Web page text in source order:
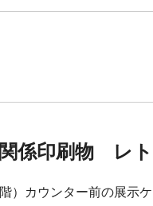
関係印刷物 レ
）カウンター前の展示